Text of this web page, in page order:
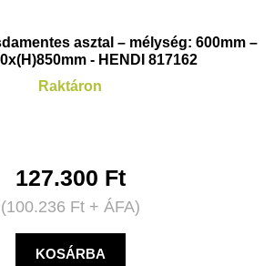
asztal – mélység: 600mm –
- HENDI 817162
Raktáron
127.300 Ft
(100.236 Ft+ ÁFA)
KOSÁRBA